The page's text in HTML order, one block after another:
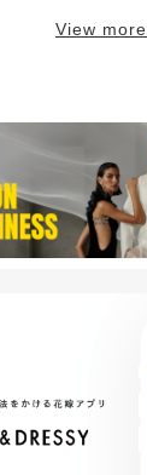
View more